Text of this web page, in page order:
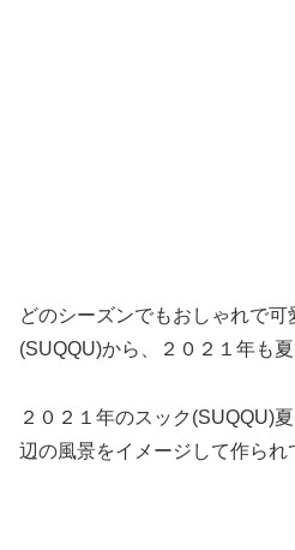
どのシーズンでもおしゃれで可
(SUQQU)から、２０２１年も
２０２１年のスック(SUQQU)
辺の風景をイメージして作られ